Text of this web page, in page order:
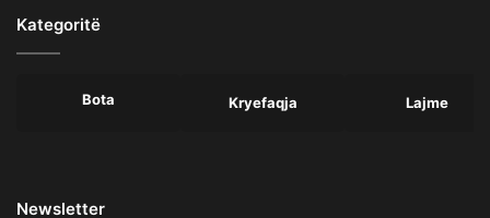
Kategoritë
Bota Kryefaqja Lajme
Newsletter